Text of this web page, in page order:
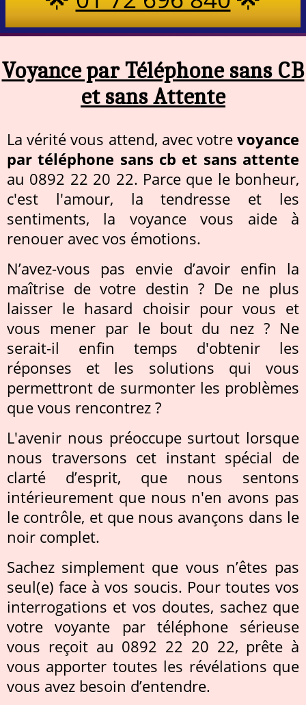
Voyance par Téléphone sans CB
et sans Attente
La vérité vous attend, avec votre voyance
par téléphone sans cb et sans attente
au 0892 22 20 22. Parce que le bonheur,
c'est l'amour, la tendresse et les
sentiments, la voyance vous aide à
renouer avec vos émotions.
N’avez-vous pas envie d’avoir enfin la
maîtrise de votre destin ? De ne plus
laisser le hasard choisir pour vous et
vous mener par le bout du nez ? Ne
serait-il enfin temps d'obtenir les
réponses et les solutions qui vous
permettront de surmonter les problèmes
que vous rencontrez ?
L'avenir nous préoccupe surtout lorsque
nous traversons cet instant spécial de
clarté d’esprit, que nous sentons
intérieurement que nous n'en avons pas
le contrôle, et que nous avançons dans le
noir complet.
Sachez simplement que vous n’êtes pas
seul(e) face à vos soucis. Pour toutes vos
interrogations et vos doutes, sachez que
votre voyante par téléphone sérieuse
vous reçoit au 0892 22 20 22, prête à
vous apporter toutes les révélations que
vous avez besoin d’entendre.